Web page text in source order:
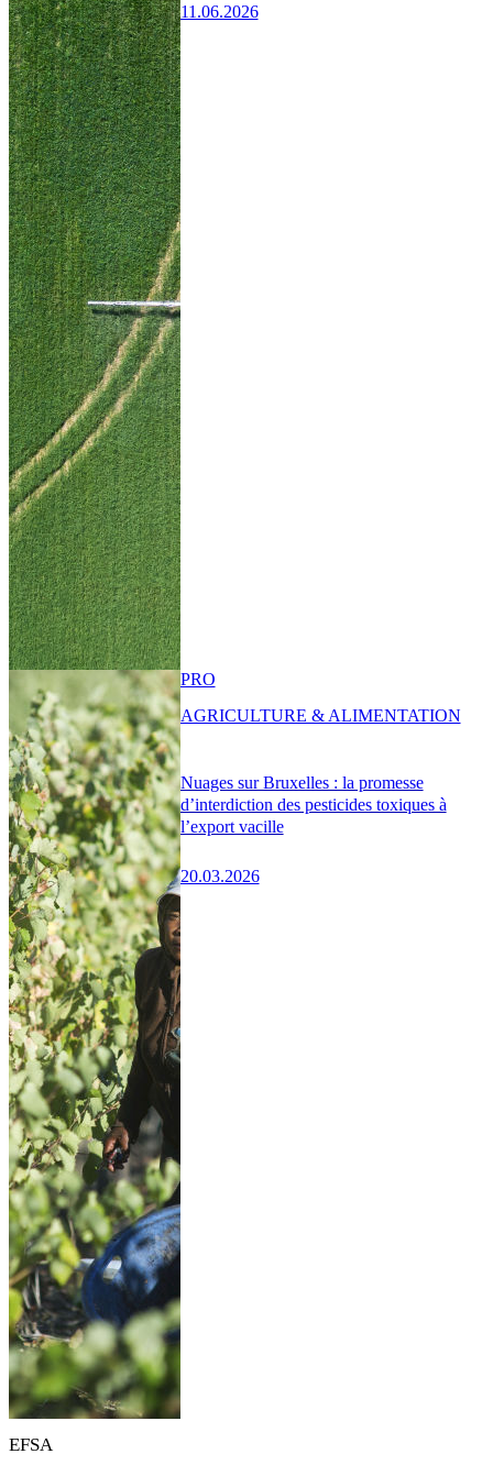
11.06.2026
Nuages sur Bruxelles : la promesse
d’interdiction des pesticides toxiques à
l’export vacille
20.03.2026
PRO
AGRICULTURE & ALIMENTATION
EFSA